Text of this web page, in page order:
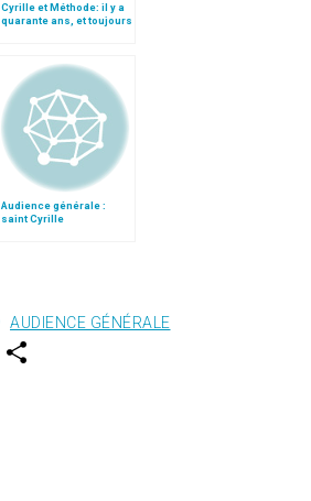
Cyrille et Méthode: il y a
quarante ans, et toujours
Audience générale :
saint Cyrille
AUDIENCE GÉNÉRALE
w